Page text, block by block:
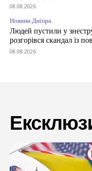
08.08.2026
Новини Дніпра
Людей пустили у
розгорівся скандал із
08.08.2026